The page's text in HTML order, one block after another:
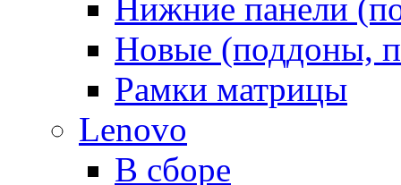
Нижние панели
Новые (поддоны,
Рамки матрицы
Lenovo
В сборе